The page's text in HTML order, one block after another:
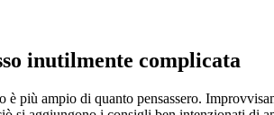
inutilmente complicata
più ampio di quanto pensassero.